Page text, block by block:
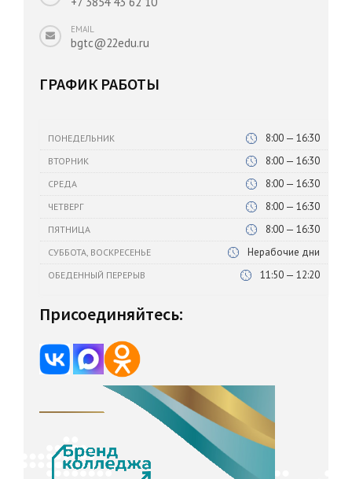
EMAIL
bgtc@22edu.ru
ГРАФИК РАБОТЫ
ПОНЕДЕЛЬНИК 8:00 — 16:30
ВТОРНИК 8:00 — 16:30
СРЕДА 8:00 — 16:30
ЧЕТВЕРГ 8:00 — 16:30
ПЯТНИЦА 8:00 — 16:30
СУББОТА, ВОСКРЕСЕНЬЕ Нерабочие дни
ОБЕДЕННЫЙ ПЕРЕРЫВ 11:50 — 12:20
Присоединяйтесь: